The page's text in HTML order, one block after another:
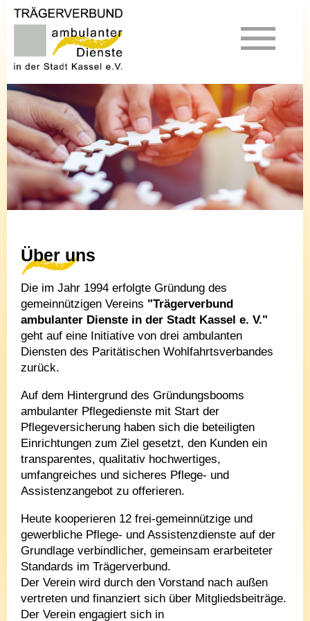
Über uns
Die im Jahr 1994 erfolgte Gründung des
gemeinnützigen Vereins "Trägerverbund
ambulanter Dienste in der Stadt Kassel e. V."
geht auf eine Initiative von drei ambulanten
Diensten des Paritätischen Wohlfahrtsverbandes
zurück.
Auf dem Hintergrund des Gründungsbooms
ambulanter Pflegedienste mit Start der
Pflegeversicherung haben sich die beteiligten
Einrichtungen zum Ziel gesetzt, den Kunden ein
transparentes, qualitativ hochwertiges,
umfangreiches und sicheres Pflege- und
Assistenzangebot zu offerieren.
Heute kooperieren 12 frei-gemeinnützige und
gewerbliche Pflege- und Assistenzdienste auf der
Grundlage verbindlicher, gemeinsam erarbeiteter
Standards im Trägerverbund.
Der Verein wird durch den Vorstand nach außen
vertreten und finanziert sich über Mitgliedsbeiträge.
Der Verein engagiert sich in